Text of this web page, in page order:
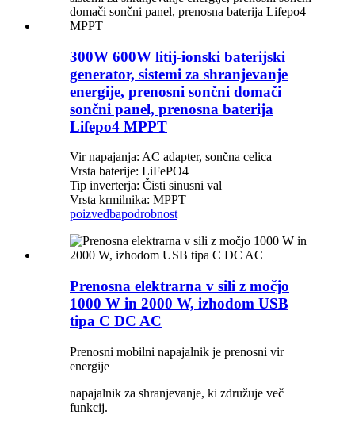
300W 600W litij-ionski baterijski
generator, sistemi za shranjevanje
energije, prenosni sončni domači
sončni panel, prenosna baterija
Lifepo4 MPPT
Vir napajanja: AC adapter, sončna celica
Vrsta baterije: LiFePO4
Tip inverterja: Čisti sinusni val
Vrsta krmilnika: MPPT
poizvedbapodrobnost
Prenosna elektrarna v sili z močjo
1000 W in 2000 W, izhodom USB
tipa C DC AC
Prenosni mobilni napajalnik je prenosni vir
energije
napajalnik za shranjevanje, ki združuje več
funkcij.